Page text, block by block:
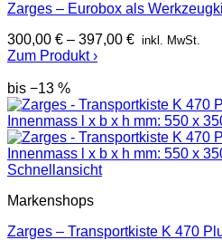
Zarges – Eurobox als
300,00 € – 397,00 € inkl. MwSt.
Zum Produkt ›
bis −13 %
Schnellansicht
Markenshops
Zarges – Transportkiste K 470